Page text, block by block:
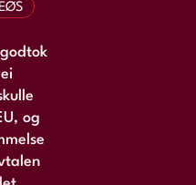
og